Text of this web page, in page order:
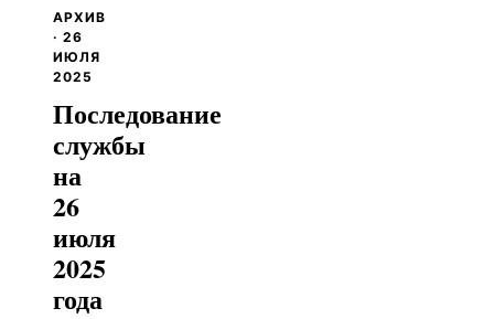
АРХИВ
· 26
ИЮЛЯ
2025
Последование
службы
на
26
июля
2025
года